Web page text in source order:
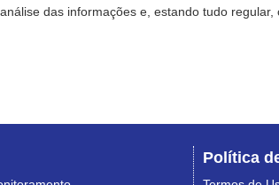
das informações e, estando tudo regular,
Política